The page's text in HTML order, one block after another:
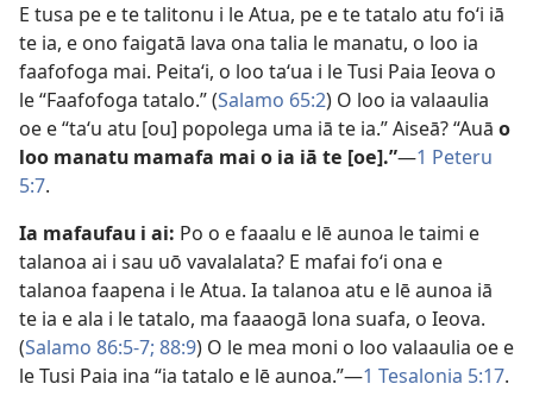
E tusa pe e te talitonu i le Atua, pe e te tatalo atu foʻi iā
te ia, e ono faigatā lava ona talia le manatu, o loo ia
faafofoga mai. Peitaʻi, o loo taʻua i le Tusi Paia Ieova o
le “Faafofoga tatalo.” (Salamo 65:2) O loo ia valaaulia
oe e “taʻu atu [ou] popolega uma iā te ia.” Aiseā? “Auā o
loo manatu mamafa mai o ia iā te [oe].”​—1 Peteru
5:7.
Ia mafaufau i ai: Po o e faaalu e lē aunoa le taimi e
talanoa ai i sau uō vavalalata? E mafai foʻi ona e
talanoa faapena i le Atua. Ia talanoa atu e lē aunoa iā
te ia e ala i le tatalo, ma faaaogā lona suafa, o Ieova.
(Salamo 86:​5-7; 88:9) O le mea moni o loo valaaulia oe e
le Tusi Paia ina “ia tatalo e lē aunoa.”​—1 Tesalonia 5:​17.